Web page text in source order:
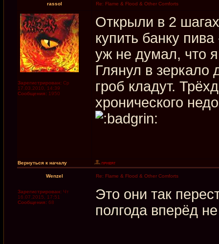
rassol Re: Flame & Flood & Other Comforts
Зарегистрирован: Ср
17.03.2010, 14:39
Сообщения: 1950
Открыли в 2
купить банку
уж не думал, что
Глянул в
гроб кладут.
хронического
Вернуться к началу
Wenzel Re: Flame & Flood & Other Comforts
Зарегистрирован: Чт
16.07.2015, 17:51
Сообщения: 68
Это они так
полгода вперёд